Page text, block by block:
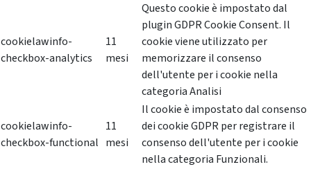
cookielawinfo-
checkbox-analytics
11
mesi
Questo cookie è impostato dal
plugin GDPR Cookie Consent. Il
cookie viene utilizzato per
memorizzare il consenso
dell'utente per i cookie nella
categoria Analisi
cookielawinfo-
checkbox-functional
11
mesi
Il cookie è impostato dal consenso
dei cookie GDPR per registrare il
consenso dell'utente per i cookie
nella categoria Funzionali.